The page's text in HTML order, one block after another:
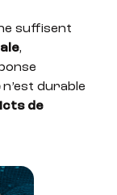
suffisent
,
n’est durable
de